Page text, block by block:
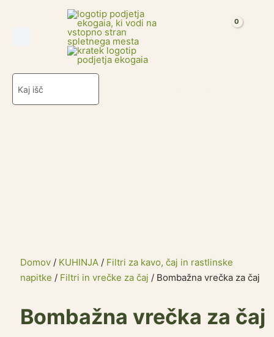
Search
for:
Domov / KUHINJA / Filtri za kavo, čaj in rastlinske
napitke / Filtri in vrečke za čaj / Bombažna vrečka za čaj
Bombažna vrečka za čaj